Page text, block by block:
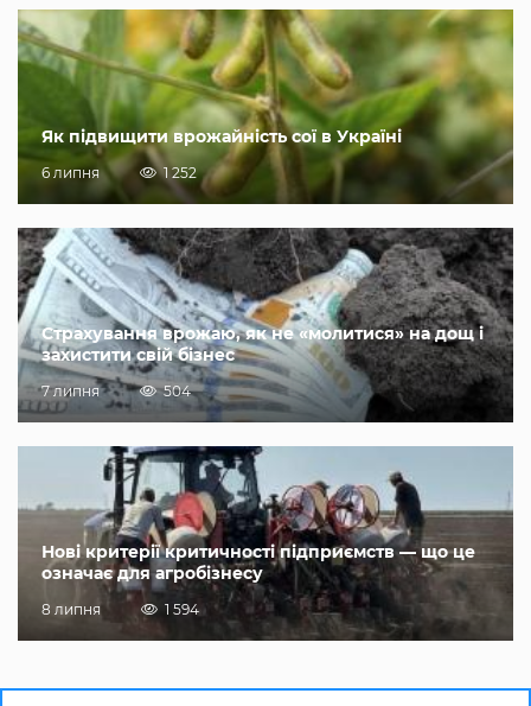
Як підвищити врожайність сої в Україні
6 липня 1 252
Страхування врожаю, як не «молитися» на дощ і
захистити свій бізнес
7 липня 504
Нові критерії критичності підприємств — що це
означає для агробізнесу
8 липня 1 594